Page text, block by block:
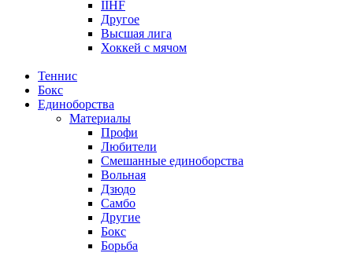
IIHF
Другое
Высшая лига
Хоккей с мячом
Теннис
Бокс
Единоборства
Материалы
Профи
Любители
Смешанные единоборства
Вольная
Дзюдо
Самбо
Другие
Бокс
Борьба